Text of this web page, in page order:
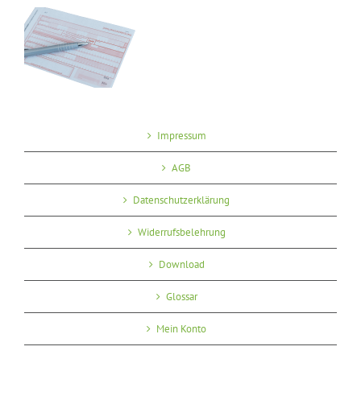
Impressum
AGB
Datenschutzerklärung
Widerrufsbelehrung
Download
Glossar
Mein Konto